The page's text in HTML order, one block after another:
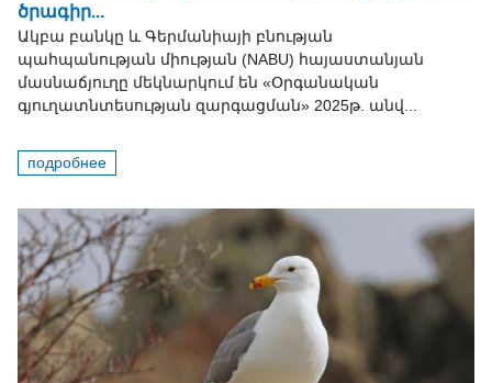
ծրագիր...
Ակբա բանկը և Գերմանիայի բնության
պահպանության միության (NABU) հայաստանյան
մասնաճյուղը մեկնարկում են «Օրգանական
գյուղատնտեսության զարգացման» 2025թ. անվ...
подробнее